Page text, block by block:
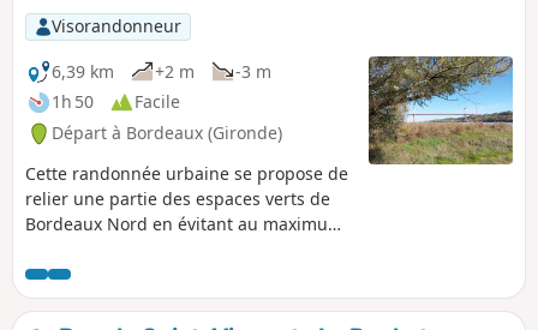
Visorandonneur
6,39 km
+2 m
-3 m
1h 50
Facile
Départ à Bordeaux (Gironde)
Cette randonnée urbaine se propose de
relier une partie des espaces verts de
Bordeaux Nord en évitant au maximum
2 heures. Bordeaux étant très étendue
vers le Nord, il est impossible de visiter
tous les espaces verts. La balade